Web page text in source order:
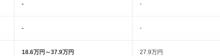
- -
- -
18.6万円～37.9万円 27.9万円